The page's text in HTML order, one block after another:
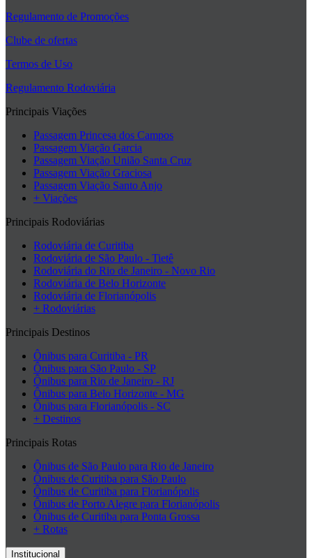
Regulamento de Promoções
Clube de ofertas
Termos de Uso
Regulamento Rodoviária
Principais Viações
Passagem Princesa dos Campos
Passagem Viação Garcia
Passagem Viação União Santa Cruz
Passagem Viação Graciosa
Passagem Viação Santo Anjo
+ Viações
Principais Rodoviárias
Rodoviária de Curitiba
Rodoviária de São Paulo - Tietê
Rodoviária do Rio de Janeiro - Novo Rio
Rodoviária de Belo Horizonte
Rodoviária de Florianópolis
+ Rodoviárias
Principais Destinos
Ônibus para Curitiba - PR
Ônibus para São Paulo - SP
Ônibus para Rio de Janeiro - RJ
Ônibus para Belo Horizonte - MG
Ônibus para Florianópolis - SC
+ Destinos
Principais Rotas
Ônibus de São Paulo para Rio de Janeiro
Ônibus de Curitiba para São Paulo
Ônibus de Curitiba para Florianópolis
Ônibus de Porto Alegre para Florianópolis
Ônibus de Curitiba para Ponta Grossa
+ Rotas
Institucional